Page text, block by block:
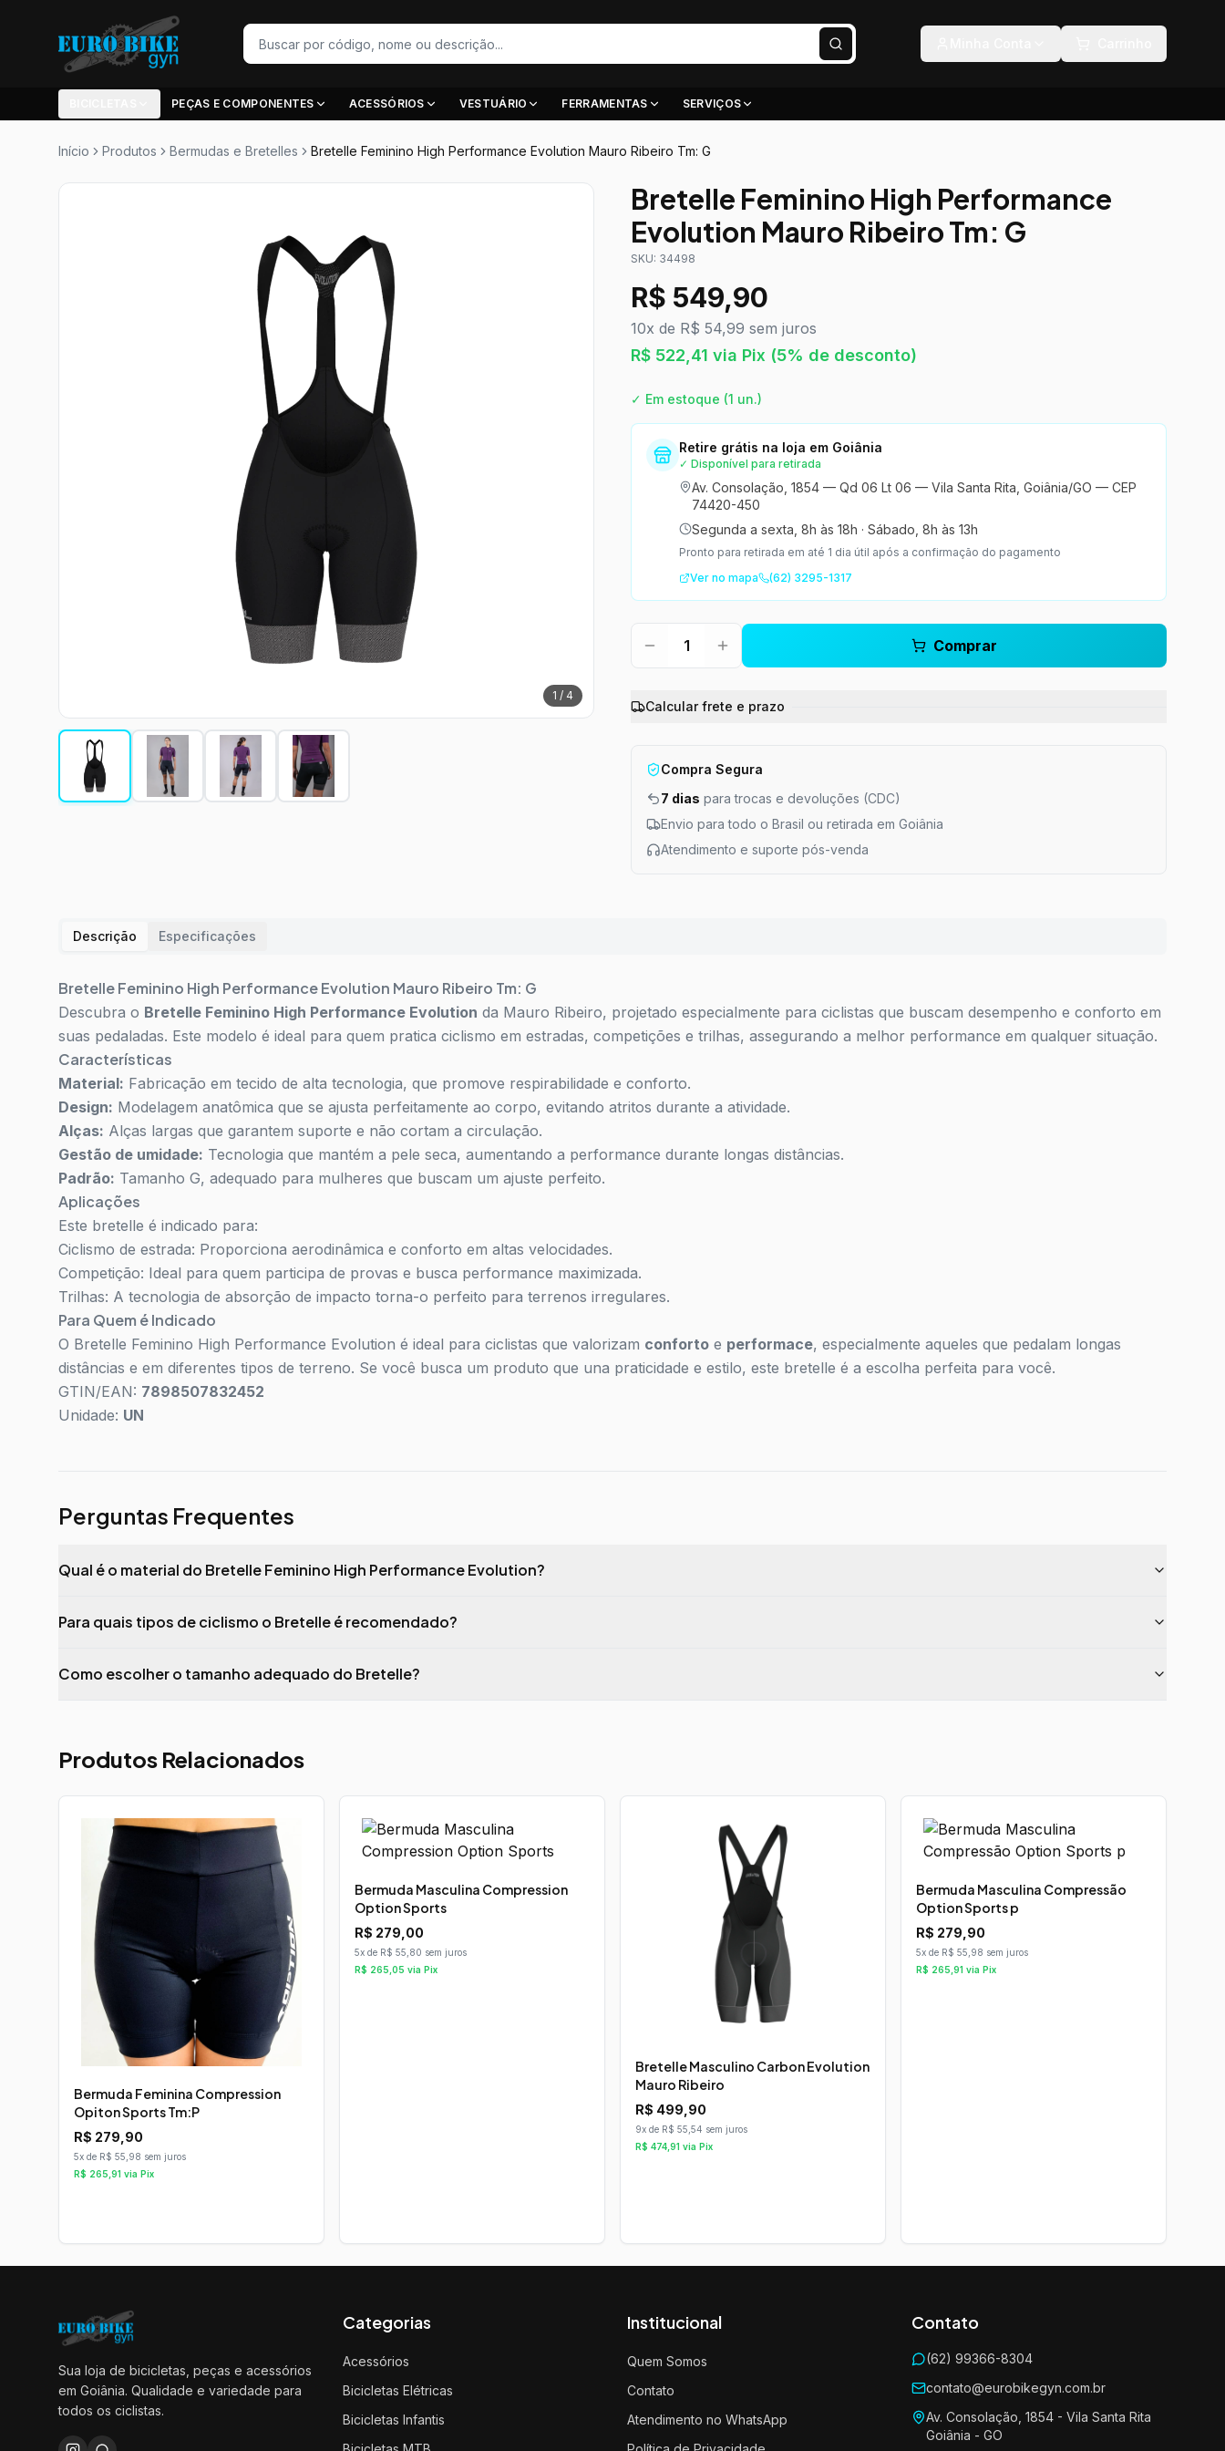
PEÇAS E COMPONENTES ACESSÓRIOS VESTUÁRIO FERRAMENTAS SERVIÇOS
Início Produtos Bermudas e Bretelles Bretelle Feminino High Performance Evolution Mauro Ribeiro Tm: G
1 / 4
Bretelle Feminino High Performance
Evolution Mauro Ribeiro Tm: G
SKU: 34498
R$ 549,90
10x de R$ 54,99 sem juros
R$ 522,41 via Pix (5% de desconto)
✓ Em estoque (1 un.)
Retire grátis na loja em Goiânia
✓ Disponível para retirada
Av. Consolação, 1854 — Qd 06 Lt 06 — Vila Santa Rita, Goiânia/GO — CEP
74420-450
Segunda a sexta, 8h às 18h · Sábado, 8h às 13h
Pronto para retirada em até 1 dia útil após a confirmação do pagamento
Ver no mapa
(62) 3295-1317
1 Comprar
Calcular frete e prazo
Compra Segura
7 dias para trocas e devoluções (CDC)
Envio para todo o Brasil ou retirada em Goiânia
Atendimento e suporte pós-venda
Descrição Especificações
Bretelle Feminino High Performance Evolution Mauro Ribeiro Tm: G
Descubra o Bretelle Feminino High Performance Evolution da Mauro Ribeiro, projetado especialmente para ciclistas que buscam desempenho e conforto em
suas pedaladas. Este modelo é ideal para quem pratica ciclismo em estradas, competições e trilhas, assegurando a melhor performance em qualquer situação.
Características
Material: Fabricação em tecido de alta tecnologia, que promove respirabilidade e conforto.
Design: Modelagem anatômica que se ajusta perfeitamente ao corpo, evitando atritos durante a atividade.
Alças: Alças largas que garantem suporte e não cortam a circulação.
Gestão de umidade: Tecnologia que mantém a pele seca, aumentando a performance durante longas distâncias.
Padrão: Tamanho G, adequado para mulheres que buscam um ajuste perfeito.
Aplicações
Este bretelle é indicado para:
Ciclismo de estrada: Proporciona aerodinâmica e conforto em altas velocidades.
Competição: Ideal para quem participa de provas e busca performance maximizada.
Trilhas: A tecnologia de absorção de impacto torna-o perfeito para terrenos irregulares.
Para Quem é Indicado
O Bretelle Feminino High Performance Evolution é ideal para ciclistas que valorizam conforto e performace, especialmente aqueles que pedalam longas
distâncias e em diferentes tipos de terreno. Se você busca um produto que una praticidade e estilo, este bretelle é a escolha perfeita para você.
GTIN/EAN: 7898507832452
Unidade: UN
Perguntas Frequentes
Qual é o material do Bretelle Feminino High Performance Evolution?
Para quais tipos de ciclismo o Bretelle é recomendado?
Como escolher o tamanho adequado do Bretelle?
Produtos Relacionados
Bermuda Feminina Compression
Opiton Sports Tm:P
R$ 279,90
5x de R$ 55,98 sem juros
R$ 265,91 via Pix
Bermuda Masculina Compression
Option Sports
R$ 279,00
5x de R$ 55,80 sem juros
R$ 265,05 via Pix
Bretelle Masculino Carbon Evolution
Mauro Ribeiro
R$ 499,90
9x de R$ 55,54 sem juros
R$ 474,91 via Pix
Bermuda Masculina Compressão
Option Sports p
R$ 279,90
5x de R$ 55,98 sem juros
R$ 265,91 via Pix
Sua loja de bicicletas, peças e acessórios
em Goiânia. Qualidade e variedade para
todos os ciclistas.
Categorias
Acessórios
Bicicletas Elétricas
Bicicletas Infantis
Institucional
Quem Somos
Contato
Atendimento no WhatsApp
Contato
(62) 99366-8304
contato@eurobikegyn.com.br
Av. Consolação, 1854 - Vila Santa Rita
Goiânia - GO